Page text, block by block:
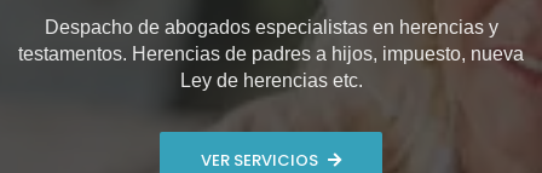
Despacho de abogados especialistas en herencias y
testamentos. Herencias de padres a hijos, impuesto, nueva
Ley de herencias etc.
VER SERVICIOS